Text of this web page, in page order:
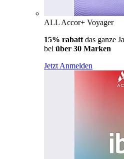
ALL Accor+ Voyager
15% rabatt das ganze
bei über 30 Marken
Jetzt Anmelden